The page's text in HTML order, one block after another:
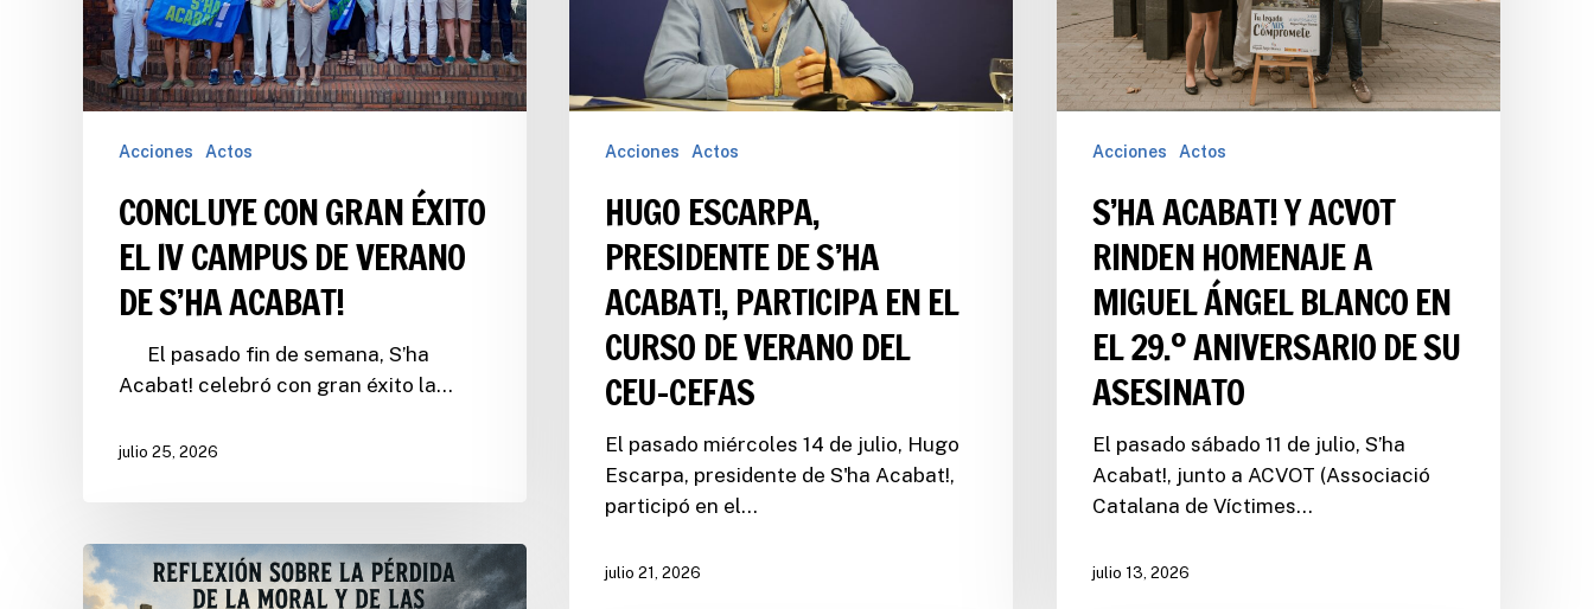
Acciones Actos
CONCLUYE CON GRAN ÉXITO
EL IV CAMPUS DE VERANO
DE S’HA ACABAT!
El pasado fin de semana, S’ha
Acabat! celebró con gran éxito la…
julio 25, 2026
Acciones Actos
HUGO ESCARPA,
PRESIDENTE DE S’HA
ACABAT!, PARTICIPA EN EL
CURSO DE VERANO DEL
CEU-CEFAS
El pasado miércoles 14 de julio, Hugo
Escarpa, presidente de S'ha Acabat!,
participó en el…
julio 21, 2026
Acciones Actos
S’HA ACABAT! Y ACVOT
RINDEN HOMENAJE A
MIGUEL ÁNGEL BLANCO EN
EL 29.º ANIVERSARIO DE SU
ASESINATO
El pasado sábado 11 de julio, S’ha
Acabat!, junto a ACVOT (Associació
Catalana de Víctimes…
julio 13, 2026